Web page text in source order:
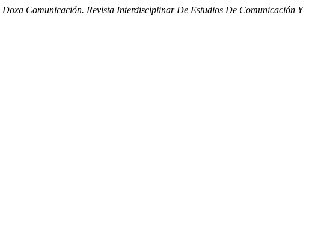
Doxa Comunicación. Revista Interdisciplinar De Estudios De Comunicación Y